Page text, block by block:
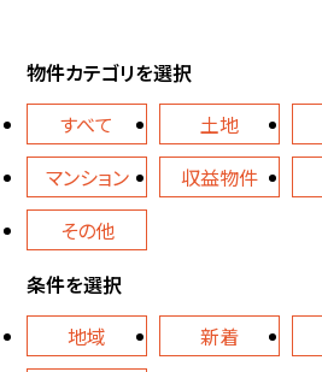
物件カテゴリを選択
すべて
土地
マンション
収益物件
その他
条件を選択
地域
新着